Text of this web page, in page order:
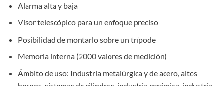
Alarma alta y baja
Visor telescópico para un enfoque preciso
Posibilidad de montarlo sobre un trípode
Memoria interna (2000 valores de medición)
Ámbito de uso: Industria metalúrgica y de acero, altos